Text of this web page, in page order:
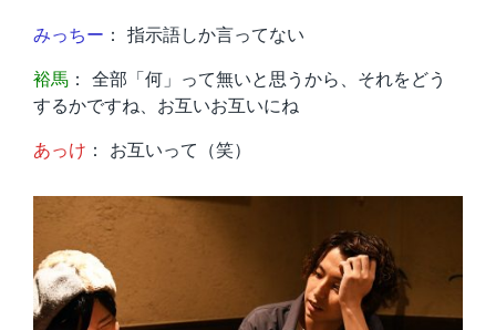
みっちー ： 指示語しか言ってない
裕馬 ： 全部「何」って無いと思うから、それをどう
するかですね、お互いお互いにね
あっけ ： お互いって（笑）